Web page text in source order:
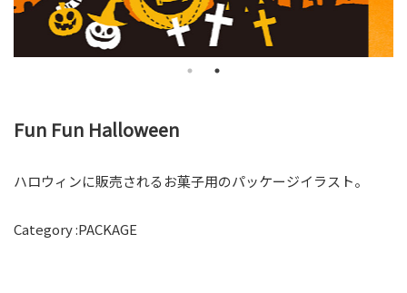
会社案内 求人案内
LINK
Fun Fun Halloween
ハロウィンに販売されるお菓子用のパッケージイラスト。
Category :PACKAGE